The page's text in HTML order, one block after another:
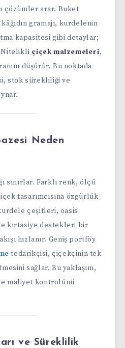
çözümler arar. Buket
gramajı, kurdelenin
kapasitesi gibi detaylar;
Nitelikli çiçek malzemeleri,
düşürür. Bu noktada
stok sürekliliği ve
Neden
sınırlar. Farklı renk, ölçü
tasarımcısına özgürlük
çeşitleri, oasis
kırtasiye destekleri bir
hızlanır. Geniş portföy
tedarikçisi, çiçekçinin tek
sağlar. Bu yaklaşım,
maliyet kontrolünü
ve Süreklilik